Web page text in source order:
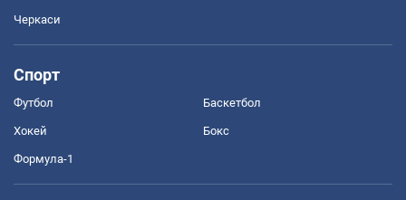
Черкаси
Спорт
Футбол Баскетбол
Хокей Бокс
Формула-1